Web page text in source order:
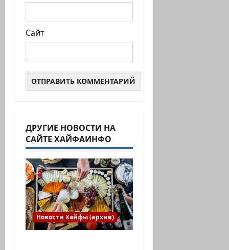
Сайт
ДРУГИЕ НОВОСТИ НА
САЙТЕ ХАЙФАИНФО
Новости Хайфы (архив)